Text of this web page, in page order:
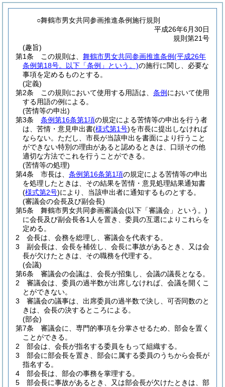
○舞鶴市男女共同参画推進条例施行規則
平成26年6月30日
規則第21号
(趣旨)
第1条
この規則は、 舞鶴市男女共同参画推進条例(平成26年
条例第18号。以下「条例」という。)の施行に関し、必要な
事項を定めるものとする。
(定義)
第2条
この規則において使用する用語は、 条例 において使用
する用語の例による。
(苦情等の申出)
第3条
条例第16条第1項の規定による苦情等の申出を行う者
は、苦情・意見申出書(様式第1号)を市長に提出しなければ
ならない。 ただし、市長が当該申出を書面により行うこと
ができない特別の理由があると認めるときは、口頭その他
適切な方法でこれを行うことができる。
(苦情等の処理)
第4条
市長は、 条例第16条第1項の規定による苦情等の申出
を処理したときは、その結果を苦情・意見処理結果通知書
(様式第2号)により、当該申出者に通知するものとする。
(審議会の会長及び副会長)
第5条
舞鶴市男女共同参画審議会(以下「審議会」という。)
に会長及び副会長各1人を置き、委員の互選によりこれらを
定める。
2
会長は、会務を総理し、審議会を代表する。
3
副会長は、会長を補佐し、会長に事故があるとき、又は会
長が欠けたときは、その職務を代理する。
(会議)
第6条
審議会の会議は、会長が招集し、会議の議長となる。
2
審議会は、委員の過半数が出席しなければ、会議を開くこ
とができない。
3
審議会の議事は、出席委員の過半数で決し、可否同数のと
きは、会長の決するところによる。
(部会)
第7条
審議会に、専門的事項を分掌させるため、部会を置く
ことができる。
2
部会は、会長が指名する委員をもって組織する。
3
部会に部会長を置き、部会に属する委員のうちから会長が
指名する。
4
部会長は、部会の事務を掌理する。
5
部会長に事故があるとき、又は部会長が欠けたときは、部